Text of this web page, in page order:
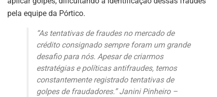
pela equipe da Pórtico.
“As tentativas de fraudes no mercado de
crédito consignado sempre foram um grande
desafio para nós. Apesar de criarmos
estratégias e políticas antifraudes, temos
constantemente registrado tentativas de
golpes de fraudadores.” Janini Pinheiro –